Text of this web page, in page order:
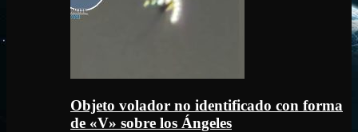
Objeto volador no identificado con forma
de «V» sobre los Ángeles